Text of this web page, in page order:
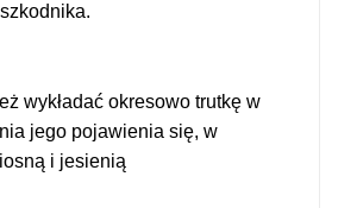
wykładać okresowo trutkę w
jego pojawienia się, w
i jesienią